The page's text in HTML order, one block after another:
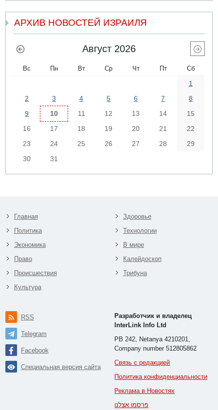
АРХИВ НОВОСТЕЙ ИЗРАИЛЯ
Август 2026
Вс Пн Вт Ср Чт Пт Сб
1
2
3 4 5 6 7
8
9
10 11 12 13 14
15
16
17 18 19 20 21
22
23
24 25 26 27 28
29
30
31
Главная
Политика
Экономика
Право
Происшествия
Культура
Здоровье
Технологии
В мире
Калейдоскоп
Трибуна
RSS
Telegram
Facebook
Специальная версия сайта
Разработчик и владелец
InterLink Info Ltd
PB 242, Netanya 4210201,
Company number 512805862
Связь с редакцией
Политика конфиденциальности
Реклама в Новостях
פרסמו אצלנו